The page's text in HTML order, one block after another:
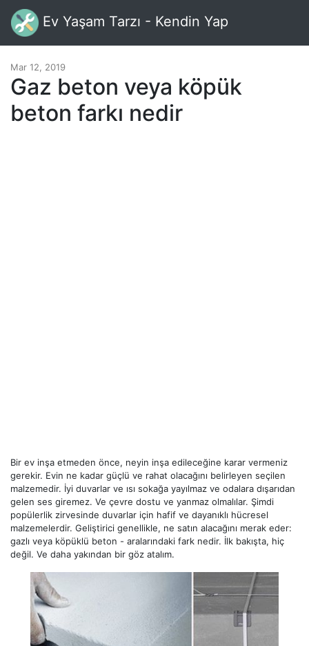
Ev Yaşam Tarzı - Kendin Yap
Mar 12, 2019
Gaz beton veya köpük
beton farkı nedir
Bir ev inşa etmeden önce, neyin inşa edileceğine karar vermeniz
gerekir. Evin ne kadar güçlü ve rahat olacağını belirleyen seçilen
malzemedir. İyi duvarlar ve ısı sokağa yayılmaz ve odalara dışarıdan
gelen ses giremez. Ve çevre dostu ve yanmaz olmalılar. Şimdi
popülerlik zirvesinde duvarlar için hafif ve dayanıklı hücresel
malzemelerdir. Geliştirici genellikle, ne satın alacağını merak eder:
gazlı veya köpüklü beton - aralarındaki fark nedir. İlk bakışta, hiç
değil. Ve daha yakından bir göz atalım.